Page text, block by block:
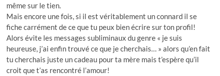
même sur le tien.
Mais encore une fois, si il est véritablement un connard il se
fiche carrément de ce que tu peux bien écrire sur ton profil!
Alors évite les messages subliminaux du genre « je suis
heureuse, j’ai enfin trouvé ce que je cherchais… » alors qu’en fait
tu cherchais juste un cadeau pour ta mère mais t’espère qu’il
croit que t’as rencontré l’amour!